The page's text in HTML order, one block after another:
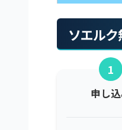
ソエル
1
申し